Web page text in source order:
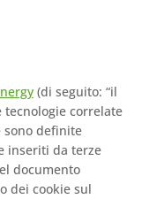
(di seguito: “il
tecnologie correlate
sono definite
inseriti da terze
documento
dei cookie sul